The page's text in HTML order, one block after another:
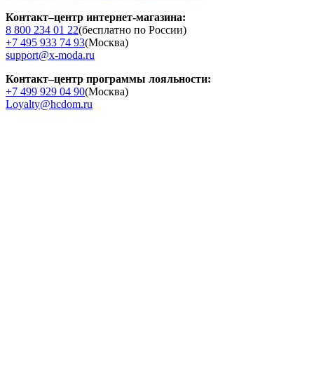
Контакт–центр интернет-магазина:
8 800 234 01 22(бесплатно по России)
+7 495 933 74 93(Москва)
support@x-moda.ru
Контакт–центр программы лояльности:
+7 499 929 04 90(Москва)
Loyalty@hcdom.ru